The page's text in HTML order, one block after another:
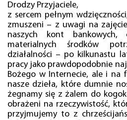
Drodzy Przyjaciele,
z sercem pełnym
zmuszeni – z uwagi na
naszych kont bankowych,
materialnych środków
działalności – po kilkunastu
pracy jako prawdopodobnie
Bożego w Internecie, ale i na
nasze dzieła, które dumnie
żegnamy się z żalem do
obrażeni na rzeczywistość,
przyjmujemy to z